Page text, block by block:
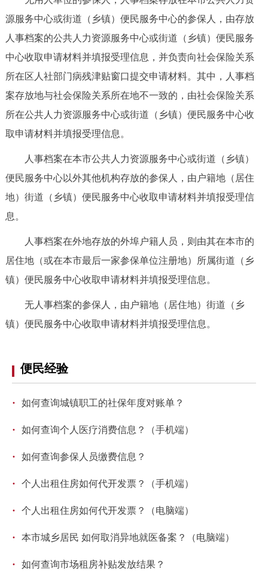
源服务中心或街道（乡镇）便民服务中心的参保人，由存放
人事档案的公共人力资源服务中心或街道（乡镇）便民服务
中心收取申请材料并填报受理信息，并负责向社会保险关系
所在区人社部门病残津贴窗口提交申请材料。其中，人事档
案存放地与社会保险关系所在地不一致的，由社会保险关系
所在公共人力资源服务中心或街道（乡镇）便民服务中心收
取申请材料并填报受理信息。
人事档案在本市公共人力资源服务中心或街道（乡镇）
便民服务中心以外其他机构存放的参保人，由户籍地（居住
地）街道（乡镇）便民服务中心收取申请材料并填报受理信
息。
人事档案在外地存放的外埠户籍人员，则由其在本市的
居住地（或在本市最后一家参保单位注册地）所属街道（乡
镇）便民服务中心收取申请材料并填报受理信息。
无人事档案的参保人，由户籍地（居住地）街道（乡
镇）便民服务中心收取申请材料并填报受理信息。
便民经验
· 如何查询城镇职工的社保年度对账单？
· 如何查询个人医疗消费信息？（手机端）
· 如何查询参保人员缴费信息？
· 个人出租住房如何代开发票？（手机端）
· 个人出租住房如何代开发票？（电脑端）
· 本市城乡居民 如何取消异地就医备案？（电脑端）
· 如何查询市场租房补贴发放结果？